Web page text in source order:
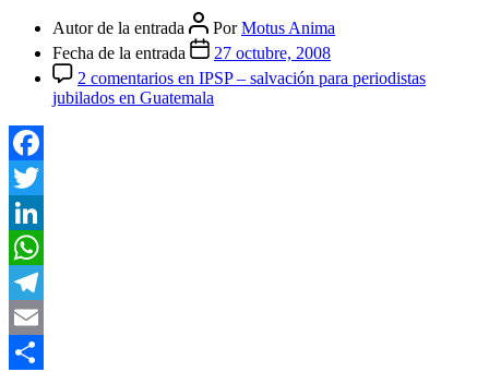
Autor de la entrada PorMotus Anima
Fecha de la entrada
27 octubre, 2008
2 comentarios en IPSP – salvación para periodistas
jubilados en Guatemala
Facebook
Twitter
LinkedIn
WhatsApp
Telegram
Email